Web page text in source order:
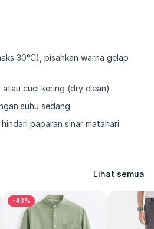
wide loose dan barrel fit
untuk outfit kasual, streetwear,
dipakai seharian, tahan lama, dan
dan trendi.
30°C), pisahkan warna gelap
cuci kering (dry clean)
suhu sedang
paparan sinar matahari
Lihat semua
-43%